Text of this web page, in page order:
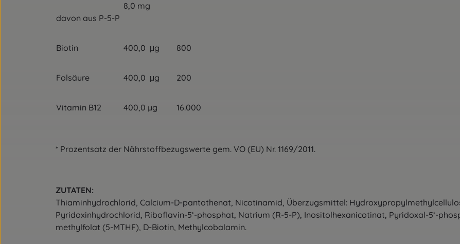
davon aus P-5-P
8,0 mg
Biotin 400,0 μg 800
Folsäure 400,0 μg 200
Vitamin B12 400,0 µg 16.000
* Prozentsatz der Nährstoffbezugswerte gem. VO (EU) Nr. 1169/2011.
ZUTATEN:
Thiaminhydrochlorid, Calcium-D-pantothenat, Nicotinamid, Überzugsmittel:
Pyridoxinhydrochlorid, Riboflavin-5‘-phosphat, Natrium (R-5-P), Inositolhexanicotinat, Pyridoxal-5‘-
methylfolat (5-MTHF), D-Biotin, Methylcobalamin.